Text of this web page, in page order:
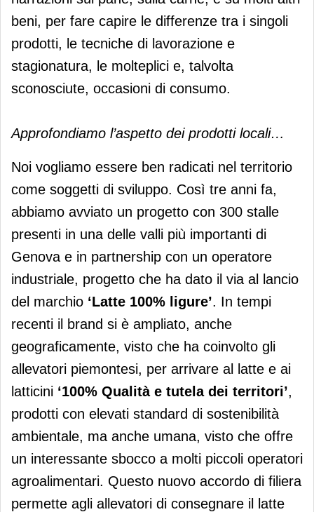
beni, per fare capire le differenze tra i singoli
prodotti, le tecniche di lavorazione e
stagionatura, le molteplici e, talvolta
sconosciute, occasioni di consumo.
Approfondiamo l’aspetto dei prodotti locali…
Noi vogliamo essere ben radicati nel territorio
come soggetti di sviluppo. Così tre anni fa,
abbiamo avviato un progetto con 300 stalle
presenti in una delle valli più importanti di
Genova e in partnership con un operatore
industriale, progetto che ha dato il via al lancio
del marchio ‘Latte 100% ligure’. In tempi
recenti il brand si è ampliato, anche
geograficamente, visto che ha coinvolto gli
allevatori piemontesi, per arrivare al latte e ai
latticini ‘100% Qualità e tutela dei territori’,
prodotti con elevati standard di sostenibilità
ambientale, ma anche umana, visto che offre
un interessante sbocco a molti piccoli operatori
agroalimentari. Questo nuovo accordo di filiera
permette agli allevatori di consegnare il latte